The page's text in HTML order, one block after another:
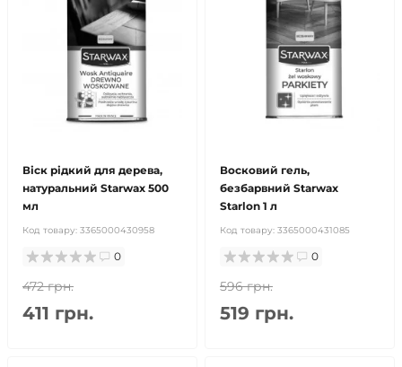
Віск рідкий для дерева,
натуральний Starwax 500
мл
Код товару: 3365000430958
0
472 грн.
411 грн.
Восковий гель,
безбарвний Starwax
Starlon 1 л
Код товару: 3365000431085
0
596 грн.
519 грн.